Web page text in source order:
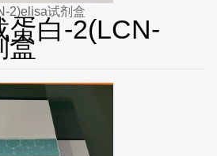
2)elisa试剂盒
蛋白-2(LCN-
盒